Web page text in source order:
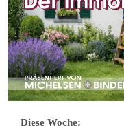
Diese Woche: